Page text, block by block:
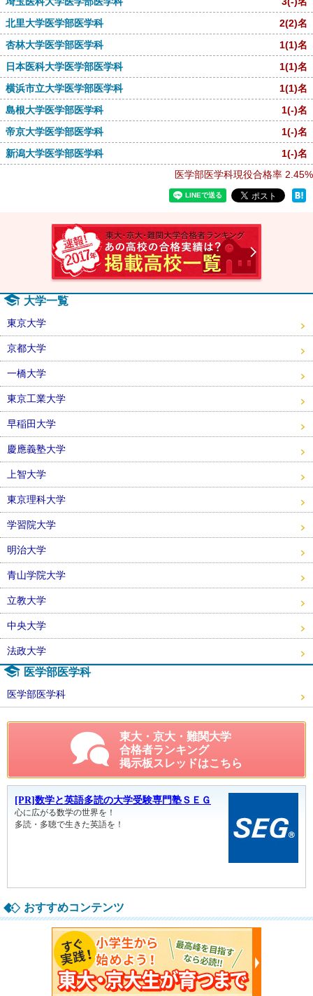
北里大学医学部医学科
2(2)名
杏林大学医学部医学科
1(1)名
日本医科大学医学部医学科
1(1)名
横浜市立大学医学部医学科
1(1)名
島根大学医学部医学科
1(-)名
帝京大学医学部医学科
1(-)名
新潟大学医学部医学科
1(-)名
医学部医学科現役合格率 2.45%
大学一覧
東京大学
京都大学
一橋大学
東京工業大学
早稲田大学
慶應義塾大学
上智大学
東京理科大学
学習院大学
明治大学
青山学院大学
立教大学
中央大学
法政大学
医学部医学科
医学部医学科
東大・京大・難関大学
合格者ランキング
掲示板スレッドはこちら
おすすめコンテンツ